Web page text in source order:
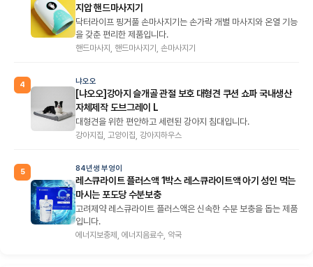
지압 핸드마사지기
닥터라이프 핑거풀 손마사지기는 손가락 개별 마사지와 온열 기능
을 갖춘 편리한 제품입니다.
핸드마사지, 핸드마사지기, 손마사지기
4 냐오오
[냐오오]강아지 슬개골 관절 보호 대형견 쿠션 쇼파 국내생산
자체제작 도브그레이 L
대형견을 위한 편안하고 세련된 강아지 침대입니다.
강아지집, 고양이집, 강아지하우스
5 84년생 부엉이
레스큐라이트 플러스액 1박스 레스큐라이트액 아기 성인 먹는
마시는 포도당 수분보충
고려제약 레스큐라이트 플러스액은 신속한 수분 보충을 돕는 제품
입니다.
에너지보충제, 에너지음료수, 약국